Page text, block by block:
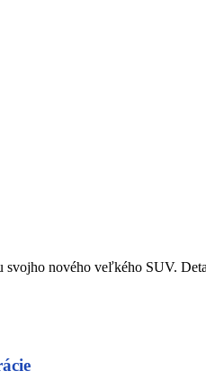
nového veľkého SUV.